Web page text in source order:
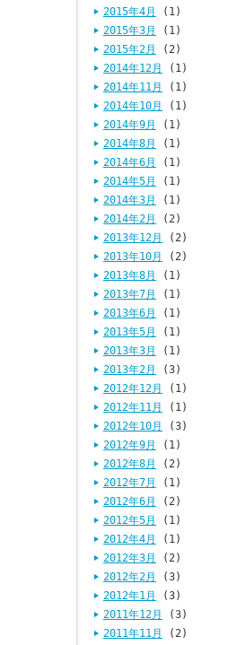
2015年4月
(1)
2015年3月
(1)
2015年2月
(2)
2014年12月
(1)
2014年11月
(1)
2014年10月
(1)
2014年9月
(1)
2014年8月
(1)
2014年6月
(1)
2014年5月
(1)
2014年3月
(1)
2014年2月
(2)
2013年12月
(2)
2013年10月
(2)
2013年8月
(1)
2013年7月
(1)
2013年6月
(1)
2013年5月
(1)
2013年3月
(1)
2013年2月
(3)
2012年12月
(1)
2012年11月
(1)
2012年10月
(3)
2012年9月
(1)
2012年8月
(2)
2012年7月
(1)
2012年6月
(2)
2012年5月
(1)
2012年4月
(1)
2012年3月
(2)
2012年2月
(3)
2012年1月
(3)
2011年12月
(3)
2011年11月
(2)